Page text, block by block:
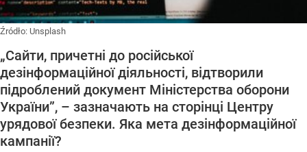
Źródło: Unsplash
„Сайти, причетні до російської
дезінформаційної діяльності, відтворили
підроблений документ Міністерства оборони
України”, – зазначають на сторінці Центру
урядової безпеки. Яка мета дезінформаційної
кампанії?